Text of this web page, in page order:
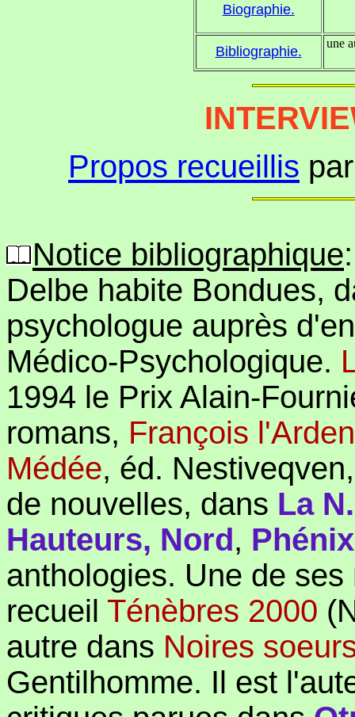
Biographie.
Bibliographie.
une
Propos recueillis
Notice bibliographique
Delbe habite Bondues,
psychologue auprès
Médico-Psychologique.
1994 le Prix Alain-
romans, François
Médée, éd.
de nouvelles, dans La
Hauteurs, Nord, Phénix
anthologies. Une de
recueil Ténèbres 2000
autre dans Noires
Gentilhomme. Il est